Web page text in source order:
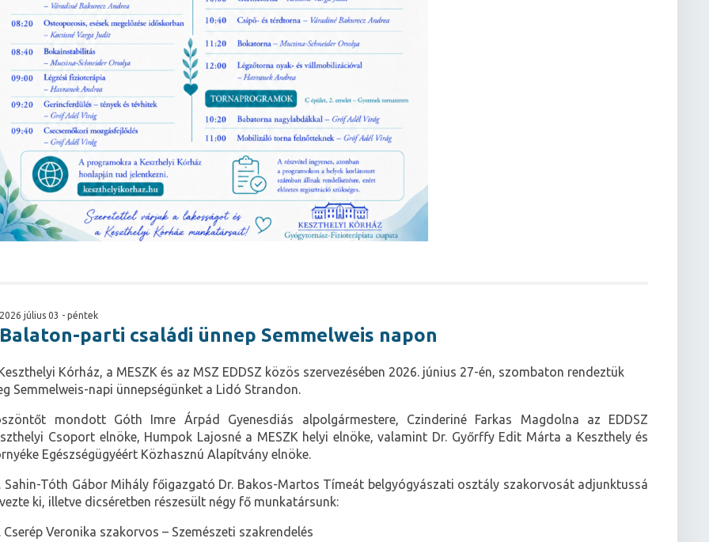
2026 július 03 - péntek
Balaton-parti családi ünnep Semmelweis napon
Kórház, a MESZK és az MSZ EDDSZ közös szervezésében 2026. június 27-én, szombaton rendeztük
Semmelweis-napi ünnepségünket a Lidó Strandon.
mondott Góth Imre Árpád Gyenesdiás alpolgármestere, Czinderiné Farkas Magdolna az EDDSZ
Csoport elnöke, Humpok Lajosné a MESZK helyi elnöke, valamint Dr. Győrffy Edit Márta a Keszthely és
Egészségügyéért Közhasznú Alapítvány elnöke.
Sahin-Tóth Gábor Mihály főigazgató Dr. Bakos-Martos Tímeát belgyógyászati osztály szakorvosát adjunktussá
ki, illetve dicséretben részesült négy fő munkatársunk:
Cserép Veronika szakorvos – Szemészeti szakrendelés